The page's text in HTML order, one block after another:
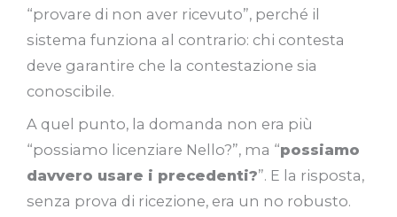
“provare di non aver ricevuto”, perché il
sistema funziona al contrario: chi contesta
deve garantire che la contestazione sia
conoscibile.
A quel punto, la domanda non era più
“possiamo licenziare Nello?”, ma “possiamo
davvero usare i precedenti?”. E la risposta,
senza prova di ricezione, era un no robusto.